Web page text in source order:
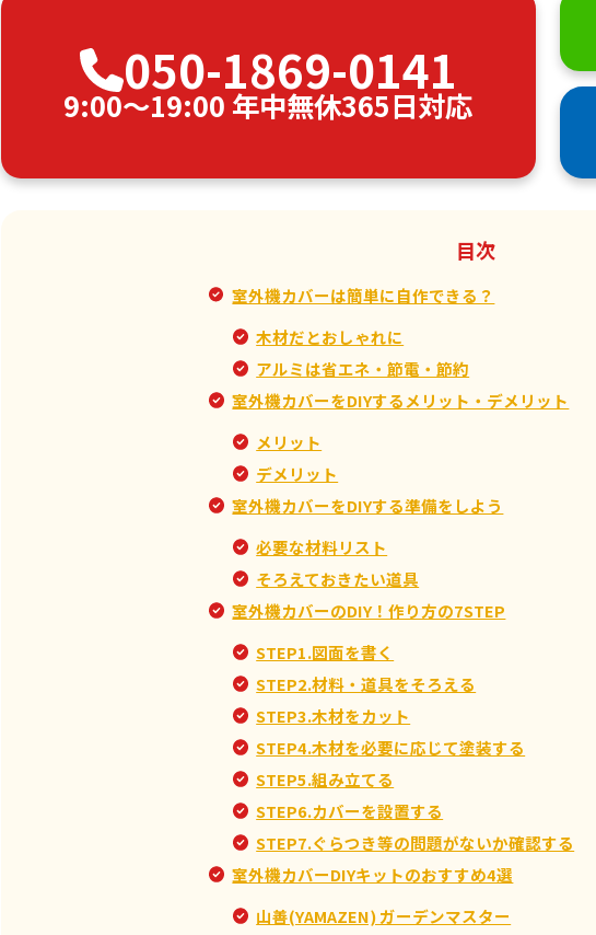
050-1869-0141
9:00〜19:00 年中無休365日対応
目次
室外機カバーは簡単に自作できる？
木材だとおしゃれに
アルミは省エネ・節電・節約
室外機カバーをDIYするメリット・デメリット
メリット
デメリット
室外機カバーをDIYする準備をしよう
必要な材料リスト
そろえておきたい道具
室外機カバーのDIY！作り方の7STEP
STEP1.図面を書く
STEP2.材料・道具をそろえる
STEP3.木材をカット
STEP4.木材を必要に応じて塗装する
STEP5.組み立てる
STEP6.カバーを設置する
STEP7.ぐらつき等の問題がないか確認する
室外機カバーDIYキットのおすすめ4選
山善(YAMAZEN) ガーデンマスター